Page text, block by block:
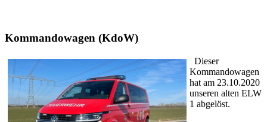
Kommandowagen (KdoW)
Dieser
Kommandowagen
hat am 23.10.2020
unseren alten ELW
1 abgelöst.